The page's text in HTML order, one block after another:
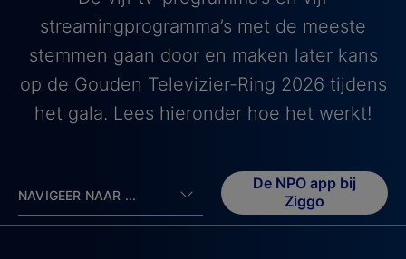
streamingprogramma’s met de meeste
stemmen gaan door en maken later kans
op de Gouden Televizier-Ring 2026 tijdens
het gala. Lees hieronder hoe het werkt!
NAVIGEER NAAR ...
De NPO app bij
Ziggo